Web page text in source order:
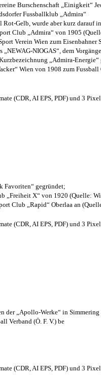
Burschenschaft „Einigkeit“
Fussballklub „Admira“
Gelb, wurde aber kurz darauf
Club „Admira“ von 1905
Verein Wien zum
NIOGAS“, dem
„Admira-Energie“
Wien von 1908 zum
(CDR, AI EPS, PDF) und 3
Favoriten“ gegründet;
„Freiheit X“ von 1920 (Quelle:
Club „Rapid“ Oberlaa an
(CDR, AI EPS, PDF) und 3
der „Apollo-Werke“ in
Verband (Ö. F. V.) be
(CDR, AI EPS, PDF) und 3